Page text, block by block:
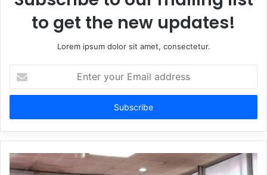
to get the new updates!
Lorem ipsum dolor sit amet, consectetur.
your
Email